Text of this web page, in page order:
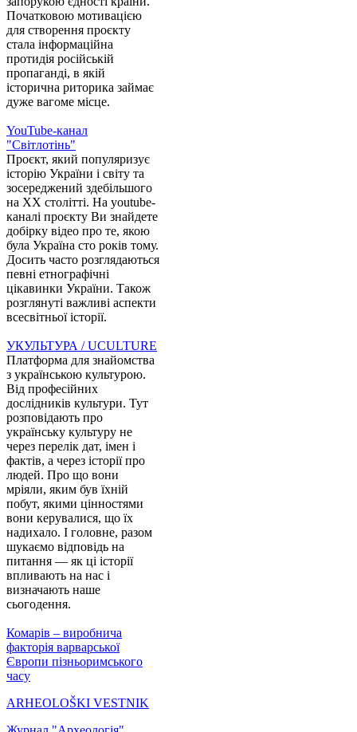
Початковою мотивацією
для створення проєкту
стала інформаційна
протидія російській
пропаганді, в якій
історична риторика займає
дуже вагоме місце.
YouTube-канал
"Світлотінь"
Проєкт, який популяризує
історію України і світу та
зосереджений здебільшого
на XX столітті. На youtube-
каналі проєкту Ви знайдете
добірку відео про те, якою
була Україна сто років тому.
Досить часто розглядаються
певні етнографічні
цікавинки України. Також
розглянуті важливі аспекти
всесвітньої історії.
УКУЛЬТУРА / UCULTURE
Платформа для знайомства
з українською культурою.
Від професійних
дослідників культури. Тут
розповідають про
українську культуру не
через перелік дат, імен і
фактів, а через історії про
людей. Про що вони
мріяли, яким був їхній
побут, якими цінностями
вони керувалися, що їх
надихало. І головне, разом
шукаємо відповідь на
питання — як ці історії
впливають на нас і
визначають наше
сьогодення.
Комарів – виробнича
факторія варварської
Європи пізньоримського
часу
ARHEOLOŠKI VESTNIK